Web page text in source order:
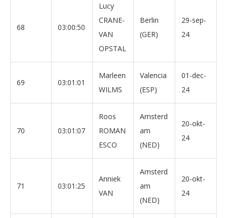
68 03:00:50
Lucy
CRANE-
VAN
OPSTAL
Berlin
(GER)
29-sep-
24
69 03:01:01
Marleen
WILMS
Valencia
(ESP)
01-dec-
24
70 03:01:07
Roos
ROMAN
ESCO
Amsterd
am
(NED)
20-okt-
24
71 03:01:25
Anniek
VAN
Amsterd
am
(NED)
20-okt-
24